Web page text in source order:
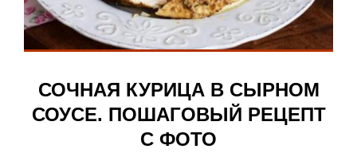
СОЧНАЯ КУРИЦА В СЫРНОМ
СОУСЕ. ПОШАГОВЫЙ РЕЦЕПТ
С ФОТО